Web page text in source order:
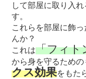
して部屋に取り入
す。
これらを部屋に飾
んか？
これは「フィト
から身を守るため
クス効果をもた